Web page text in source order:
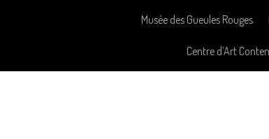
Musée des Gueules Rouges
Centre d’Art